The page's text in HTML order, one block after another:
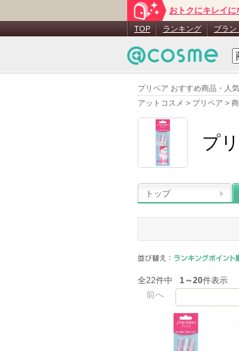
プリペア おすすめ商品・人
アットコスメ > プリペア >
おトクにキレイに
TOP ランキング ブラン
プ
トップ
全22件中 1～20件表示
前へ